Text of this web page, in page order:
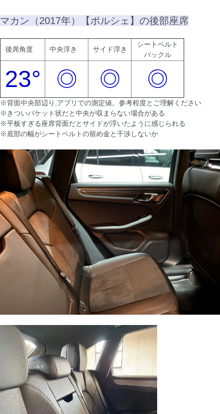
マカン（2017年）【ポルシェ】の後部座席
後席角度 中央浮き サイド浮き
シートベルト
バックル
23° ◎ ◎ ◎
※背面中央部辺り,アプリでの測定値。参考程度とご理解ください
※きついバケット状だと中央が収まらない場合がある
※平板すぎる座席背面だとサイドが浮いたように感じられる
※底部の幅がシートベルトの留め金と干渉しないか